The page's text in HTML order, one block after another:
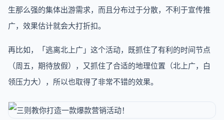
生那么强的集体出游需求，而且分布过于分散，不利于宣传推
广，效果估计就会大打折扣。
再比如，「逃离北上广」这个活动，既抓住了有利的时间节点
（周五，期待放假），又抓住了合适的地理位置（北上广，白
领压力大），所以也取得了非常不错的效果。